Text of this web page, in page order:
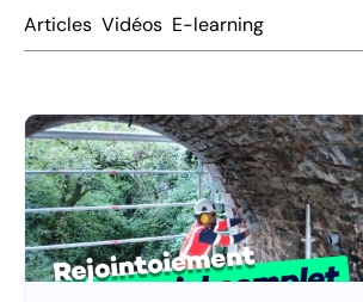
Articles Vidéos E-learning